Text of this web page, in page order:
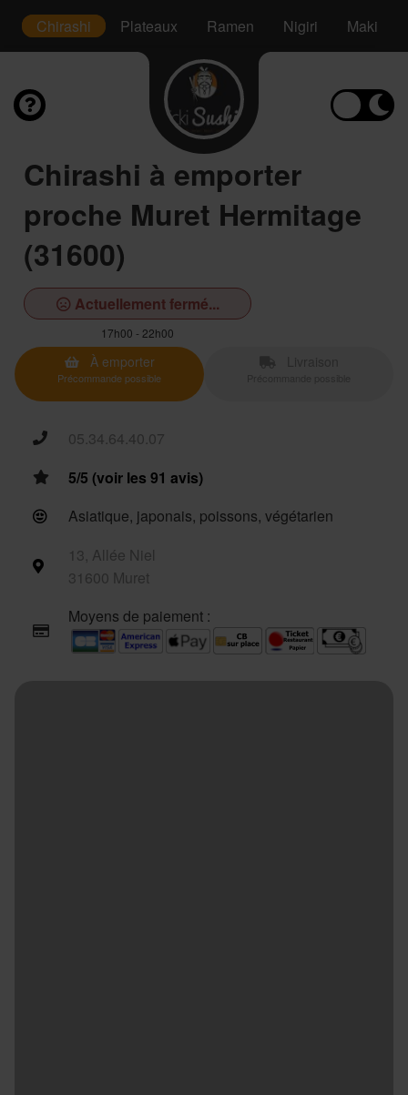
Chirashi Plateaux Ramen Nigiri Maki
Chirashi à emporter
proche Muret Hermitage
(31600)
Actuellement fermé...
17h00 - 22h00
À emporter
Précommande possible
05.34.64.40.07
5/5 (voir les 91 avis)
Asiatique, japonais, poissons, végétarien
13, Allée Niel
31600 Muret
Moyens de paiement :